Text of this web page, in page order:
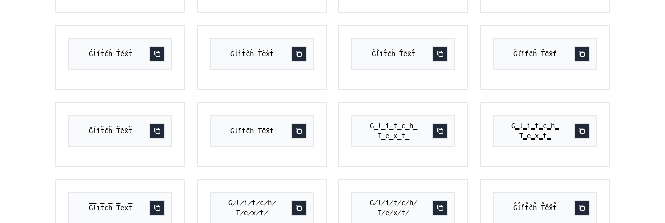
Ǵĺít́ćh́ T́éx́t́ G̀l̀ìt̀c̀h̀ T̀èx̀t̀ Ĝl̂ît̂ĉĥ T̂êx̂t̂ Ǧľǐťčȟ Ťěx̌ť
Ğl̆ĭt̆c̆h̆ T̆ĕx̆t̆ Ḡl̄īt̄c̄h̄ T̄ēx̄t̄
G̲l̲i̲t̲c̲h̲
T̲e̲x̲t̲
G̳l̳i̳t̳c̳h̳
T̳e̳x̳t̳
G̅l̅i̅t̅c̅h̅ T̅e̅x̅t̅
G̷l̷i̷t̷c̷h̷
T̷e̷x̷t̷
G̸l̸i̸t̸c̸h̸
T̸e̸x̸t̸
G̊l̊i̊t̊c̊h̊ T̊e̊x̊t̊